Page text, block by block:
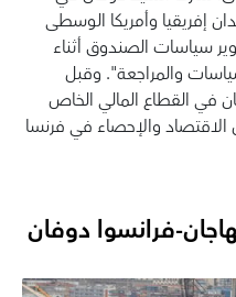
إفريقيا وأمريكا الوسطى
سياسات الصندوق أثناء
والمراجعة". وقبل
في القطاع المالي الخاص
والإحصاء في فرنسا
جان-فرانسوا دوفان